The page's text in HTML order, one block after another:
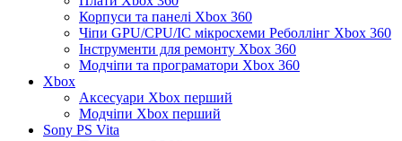
Корпуси та панелі Xbox 360
Чіпи GPU/CPU/IC мікросхеми Реболлінг Xbox 360
Інструменти для ремонту Xbox 360
Модчіпи та програматори Xbox 360
Xbox
Аксесуари Xbox перший
Модчіпи Xbox перший
Sony PS Vita